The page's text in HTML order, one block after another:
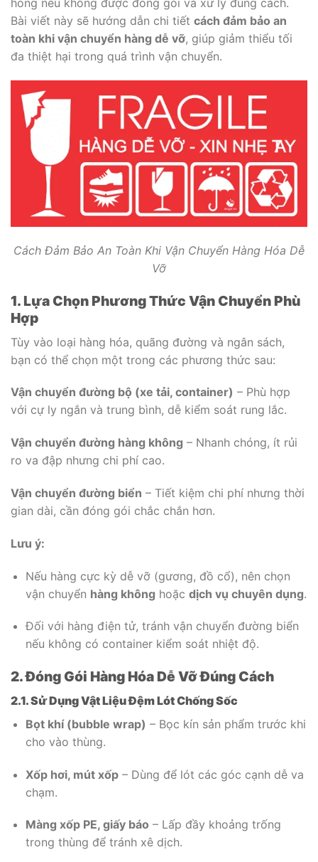
hỏng nếu không được đóng gói và xử lý đúng cách.
Bài viết này sẽ hướng dẫn chi tiết cách đảm bảo an
toàn khi vận chuyển hàng dễ vỡ, giúp giảm thiểu tối
đa thiệt hại trong quá trình vận chuyển.
Cách Đảm Bảo An Toàn Khi Vận Chuyển Hàng Hóa Dễ
Vỡ
1. Lựa Chọn Phương Thức Vận Chuyển Phù
Hợp
Tùy vào loại hàng hóa, quãng đường và ngân sách,
bạn có thể chọn một trong các phương thức sau:
Vận chuyển đường bộ (xe tải, container) – Phù hợp
với cự ly ngắn và trung bình, dễ kiểm soát rung lắc.
Vận chuyển đường hàng không – Nhanh chóng, ít rủi
ro va đập nhưng chi phí cao.
Vận chuyển đường biển – Tiết kiệm chi phí nhưng thời
gian dài, cần đóng gói chắc chắn hơn.
Lưu ý:
Nếu hàng cực kỳ dễ vỡ (gương, đồ cổ), nên chọn
vận chuyển hàng không hoặc dịch vụ chuyên dụng.
Đối với hàng điện tử, tránh vận chuyển đường biển
nếu không có container kiểm soát nhiệt độ.
2. Đóng Gói Hàng Hóa Dễ Vỡ Đúng Cách
2.1. Sử Dụng Vật Liệu Đệm Lót Chống Sốc
Bọt khí (bubble wrap) – Bọc kín sản phẩm trước khi
cho vào thùng.
Xốp hơi, mút xốp– Dùng để lót các góc cạnh dễ va
chạm.
Màng xốp PE, giấy báo – Lấp đầy khoảng trống
trong thùng để tránh xê dịch.